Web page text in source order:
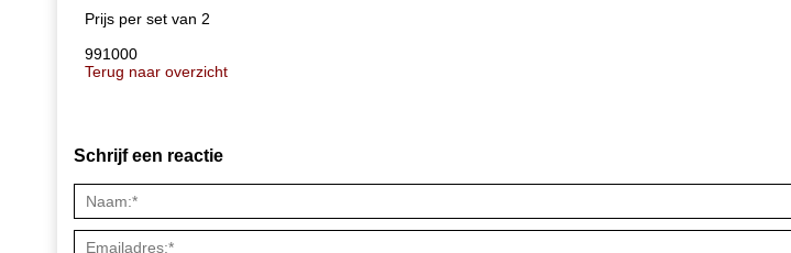
Prijs per set van 2
991000
Terug naar overzicht
Schrijf een reactie